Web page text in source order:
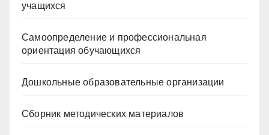
учащихся
Самоопределение и профессиональная
ориентация обучающихся
Дошкольные образовательные организации
Сборник методических материалов